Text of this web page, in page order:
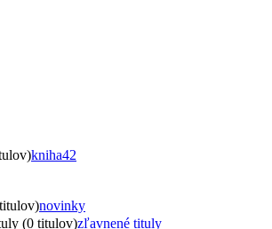
kniha42
novinky
(0 titulov)zľavnené tituly